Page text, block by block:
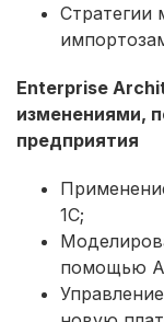
Стратегии
Enterprise
изменениями,
предприятия
1С;
помощью